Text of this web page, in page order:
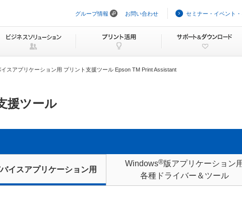
ビ
ョ
ン
を
グループ情報 お問い合わせ セミナー・イベント
スアプリケーション用 プリント支援ツール Epson TM Print Assistant
援ツール
イスアプリケーション用
Windows®版アプリケーション用
各種ドライバー＆ツール